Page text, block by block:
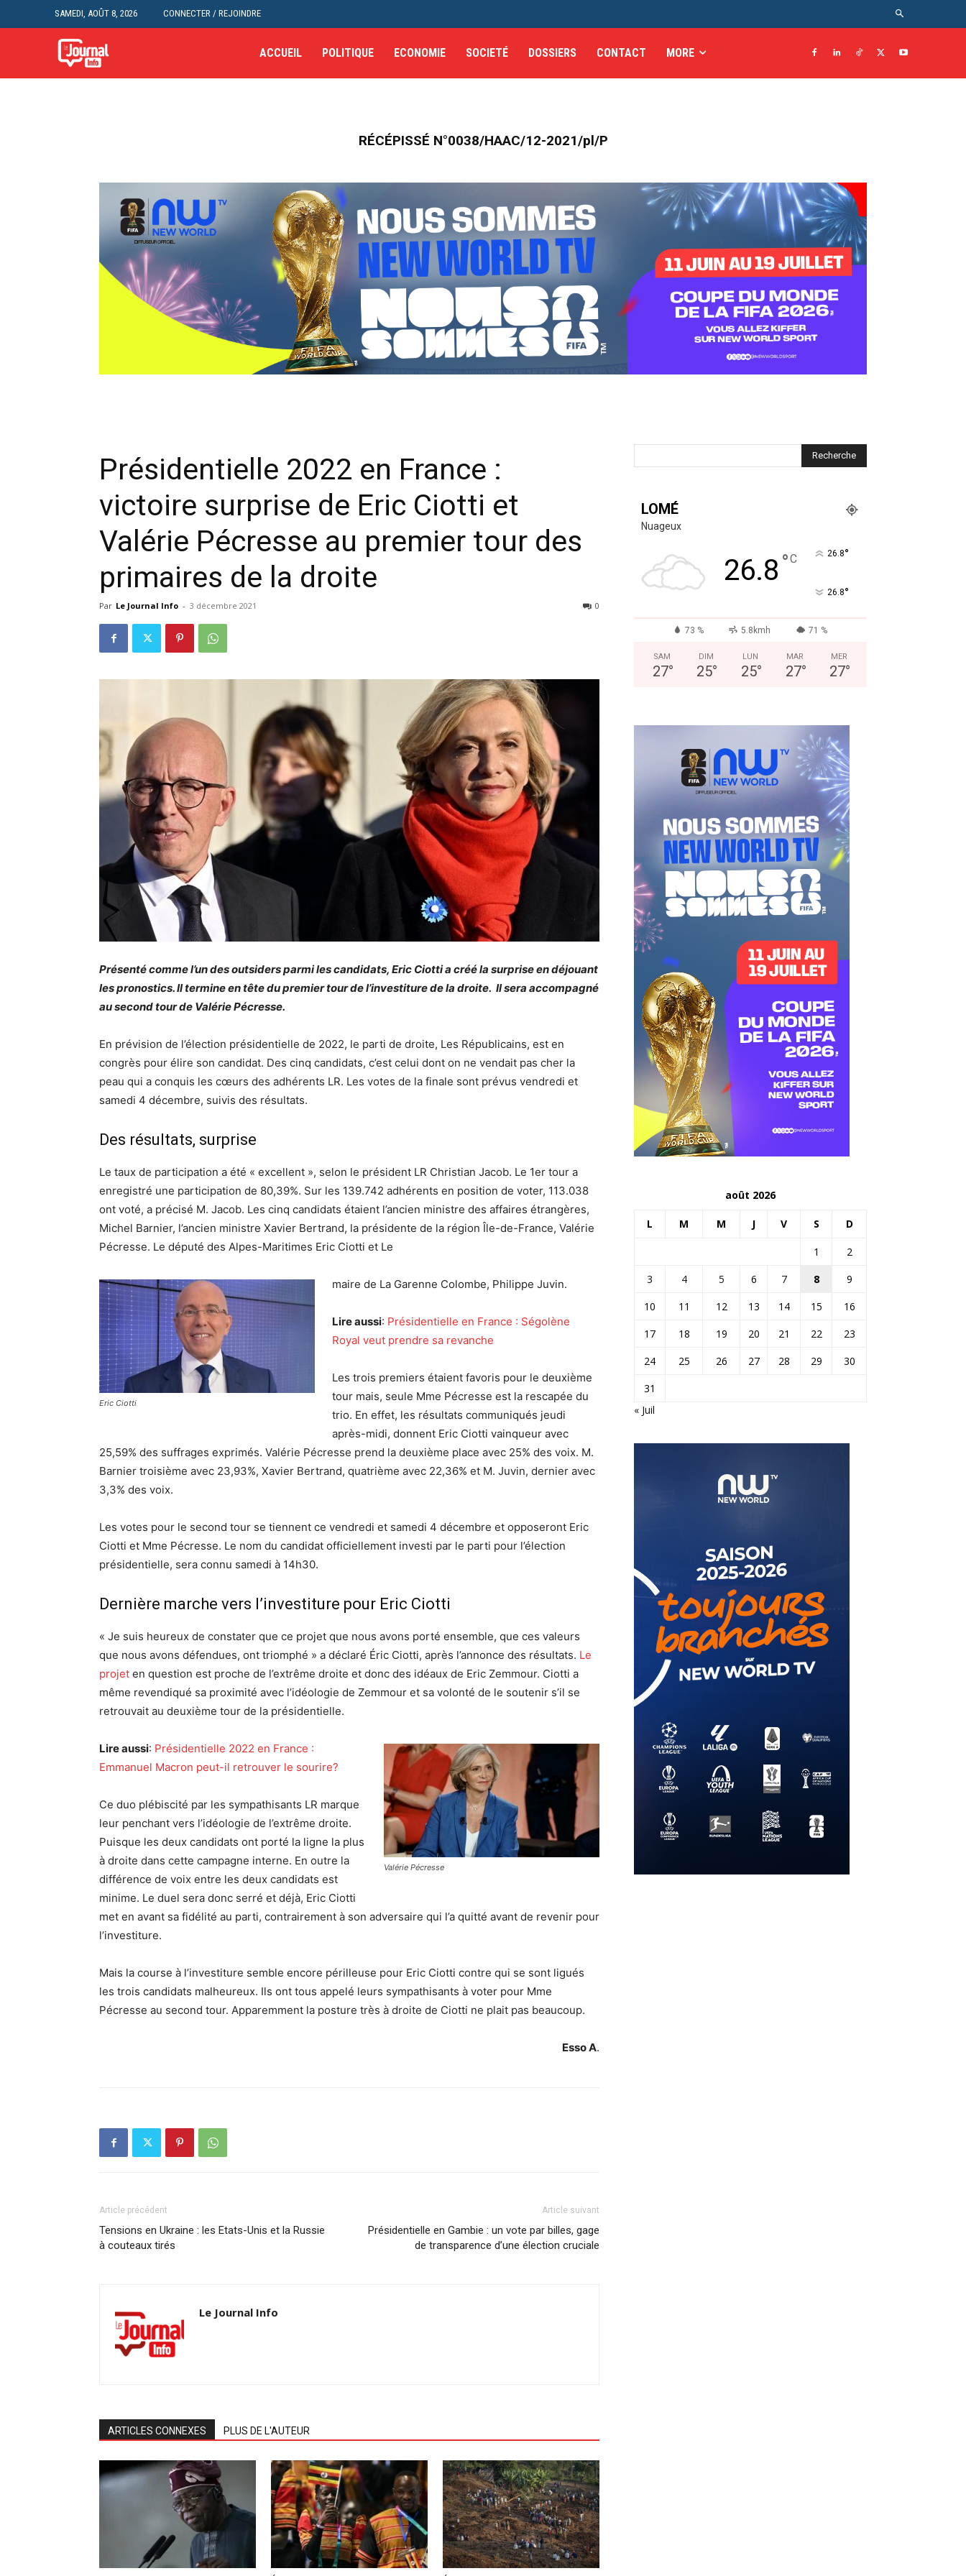
SAMEDI, AOÛT 8, 2026 CONNECTER / REJOINDRE
ACCUEIL POLITIQUE ECONOMIE SOCIETÉ DOSSIERS CONTACT MORE
RÉCÉPISSÉ N°0038/HAAC/12-2021/pl/P
Présidentielle 2022 en France :
victoire surprise de Eric Ciotti et
Valérie Pécresse au premier tour des
primaires de la droite
Par Le Journal Info - 3 décembre 2021 0
Présenté comme l’un des outsiders parmi les candidats, Eric Ciotti a créé la surprise en déjouant
les pronostics. Il termine en tête du premier tour de l’investiture de la droite. Il sera accompagné
au second tour de Valérie Pécresse.
En prévision de l’élection présidentielle de 2022, le parti de droite, Les Républicains, est en
congrès pour élire son candidat. Des cinq candidats, c’est celui dont on ne vendait pas cher la
peau qui a conquis les cœurs des adhérents LR. Les votes de la finale sont prévus vendredi et
samedi 4 décembre, suivis des résultats.
Des résultats, surprise
Le taux de participation a été « excellent », selon le président LR Christian Jacob. Le 1er tour a
enregistré une participation de 80,39%. Sur les 139.742 adhérents en position de voter, 113.038
ont voté, a précisé M. Jacob. Les cinq candidats étaient l’ancien ministre des affaires étrangères,
Michel Barnier, l’ancien ministre Xavier Bertrand, la présidente de la région Île-de-France, Valérie
Pécresse. Le député des Alpes-Maritimes Eric Ciotti et Le
Eric Ciotti
maire de La Garenne Colombe, Philippe Juvin.
Lire aussi: Présidentielle en France : Ségolène
Royal veut prendre sa revanche
Les trois premiers étaient favoris pour le deuxième
tour mais, seule Mme Pécresse est la rescapée du
trio. En effet, les résultats communiqués jeudi
après-midi, donnent Eric Ciotti vainqueur avec
25,59% des suffrages exprimés. Valérie Pécresse prend la deuxième place avec 25% des voix. M.
Barnier troisième avec 23,93%, Xavier Bertrand, quatrième avec 22,36% et M. Juvin, dernier avec
3,3% des voix.
Les votes pour le second tour se tiennent ce vendredi et samedi 4 décembre et opposeront Eric
Ciotti et Mme Pécresse. Le nom du candidat officiellement investi par le parti pour l’élection
présidentielle, sera connu samedi à 14h30.
Dernière marche vers l’investiture pour Eric Ciotti
« Je suis heureux de constater que ce projet que nous avons porté ensemble, que ces valeurs
que nous avons défendues, ont triomphé » a déclaré Éric Ciotti, après l’annonce des résultats. Le
projet en question est proche de l’extrême droite et donc des idéaux de Eric Zemmour. Ciotti a
même revendiqué sa proximité avec l’idéologie de Zemmour et sa volonté de le soutenir s’il se
retrouvait au deuxième tour de la présidentielle.
Valérie Pécresse
Lire aussi: Présidentielle 2022 en France :
Emmanuel Macron peut-il retrouver le sourire?
Ce duo plébiscité par les sympathisants LR marque
leur penchant vers l’idéologie de l’extrême droite.
Puisque les deux candidats ont porté la ligne la plus
à droite dans cette campagne interne. En outre la
différence de voix entre les deux candidats est
minime. Le duel sera donc serré et déjà, Eric Ciotti
met en avant sa fidélité au parti, contrairement à son adversaire qui l’a quitté avant de revenir pour
l’investiture.
Mais la course à l’investiture semble encore périlleuse pour Eric Ciotti contre qui se sont ligués
les trois candidats malheureux. Ils ont tous appelé leurs sympathisants à voter pour Mme
Pécresse au second tour. Apparemment la posture très à droite de Ciotti ne plait pas beaucoup.
Esso A.
Article précédent
Tensions en Ukraine : les Etats-Unis et la Russie
à couteaux tirés
Article suivant
Présidentielle en Gambie : un vote par billes, gage
de transparence d’une élection cruciale
Le Journal Info
ARTICLES CONNEXES PLUS DE L'AUTEUR
LOMÉ
Nuageux
26.8 °C 26.8°
26.8°
73 % 5.8kmh 71 %
SAM
27°
DIM
25°
LUN
25°
MAR
27°
MER
27°
août 2026
L M M J V S D
1
2
3
4 5 6 7 8
9
10
11 12 13 14 15
16
17
18 19 20 21 22
23
24
25 26 27 28 29
30
31
« Juil